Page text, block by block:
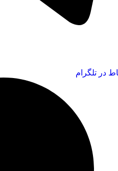
در تلگرام